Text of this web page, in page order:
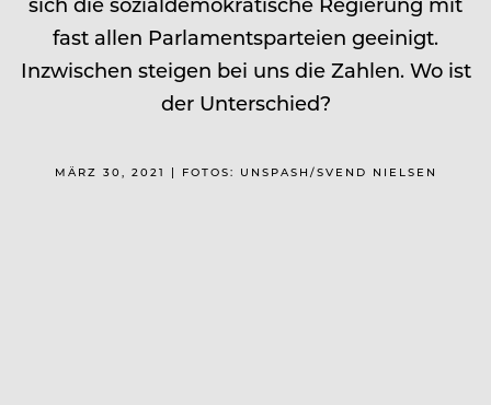
fast allen Parlamentsparteien geeinigt.
Inzwischen steigen bei uns die Zahlen. Wo ist
der Unterschied?
MÄRZ 30, 2021 | FOTOS: UNSPASH/SVEND NIELSEN